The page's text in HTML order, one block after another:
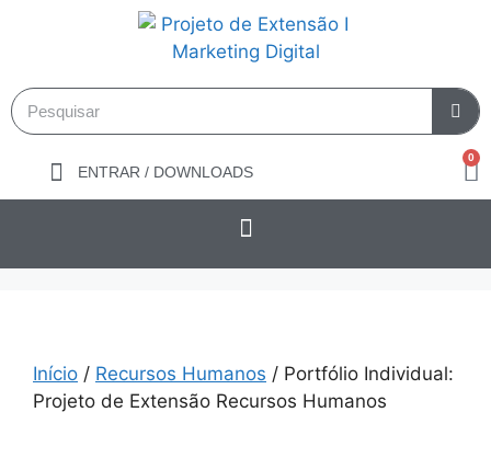
ENTRAR / DOWNLOADS
0
Início / Recursos Humanos / Portfólio Individual:
Projeto de Extensão Recursos Humanos